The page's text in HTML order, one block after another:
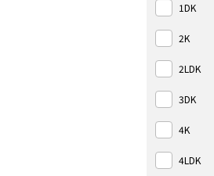
1DK
2K
2LDK
3DK
4K
4LDK